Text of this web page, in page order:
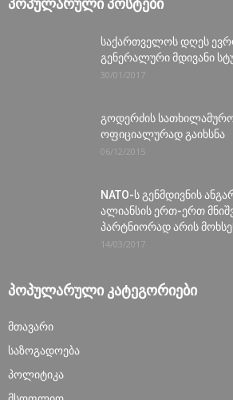
ᲞᲝᲞᲣᲚᲐᲠᲣᲚᲘ ᲞᲝᲡᲢᲔᲑᲘ
საქართველოს დღეს
გენერალური მდივანი
30/01/2017
გოდერძის
ოფიციალურად გაიხსნა
06/12/2015
NATO-ს გენმდივნის
ალიანსის ერთ-ერთ
პარტნიორად არის
14/03/2017
ᲞᲝᲞᲣᲚᲐᲠᲣᲚᲘ ᲙᲐᲢᲔᲒᲝᲠᲘᲔᲑᲘ
მთავარი
საზოგადოება
პოლიტიკა